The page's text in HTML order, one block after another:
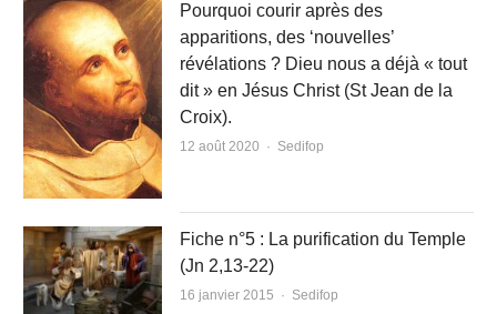
Pourquoi courir après des
apparitions, des ‘nouvelles’
révélations ? Dieu nous a déjà « tout
dit » en Jésus Christ (St Jean de la
Croix).
12 août 2020 Author
Sedifop
Fiche n°5 : La purification du Temple
(Jn 2,13-22)
16 janvier 2015 Author
Sedifop